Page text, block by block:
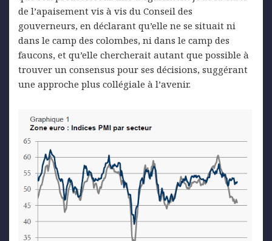
de l’apaisement vis à vis du Conseil des
gouverneurs, en déclarant qu’elle ne se situait ni
dans le camp des colombes, ni dans le camp des
faucons, et qu’elle chercherait autant que possible à
trouver un consensus pour ses décisions, suggérant
une approche plus collégiale à l’avenir.